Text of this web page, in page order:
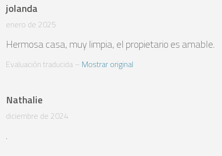
jolanda
enero de 2025
Hermosa casa, muy limpia, el propietario es amable.
Evaluación traducida – Mostrar original
Nathalie
diciembre de 2024
.